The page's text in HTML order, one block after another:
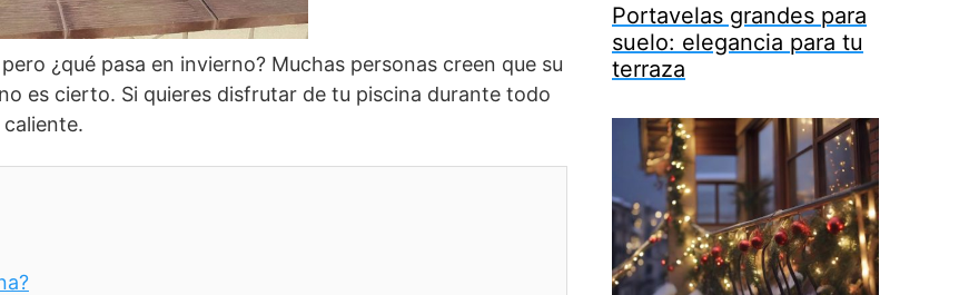
¿qué pasa en invierno? Muchas personas creen que su
es cierto. Si quieres disfrutar de tu piscina durante todo
Portavelas grandes para
suelo: elegancia para tu
terraza